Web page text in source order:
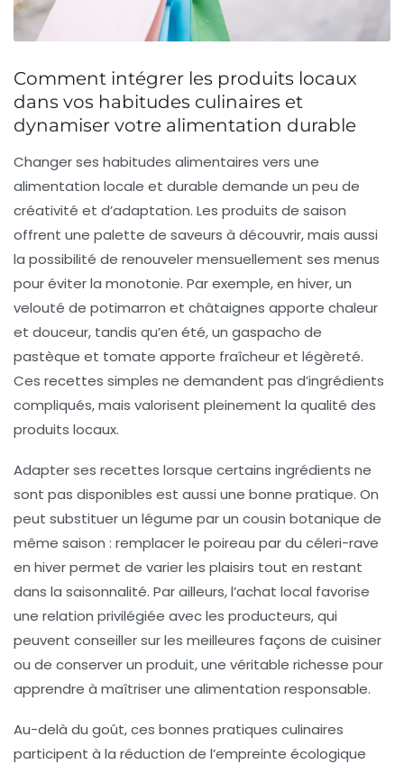
Comment intégrer les produits locaux
dans vos habitudes culinaires et
dynamiser votre alimentation durable
Changer ses habitudes alimentaires vers une
alimentation locale et durable demande un peu de
créativité et d’adaptation. Les produits de saison
offrent une palette de saveurs à découvrir, mais aussi
la possibilité de renouveler mensuellement ses menus
pour éviter la monotonie. Par exemple, en hiver, un
velouté de potimarron et châtaignes apporte chaleur
et douceur, tandis qu’en été, un gaspacho de
pastèque et tomate apporte fraîcheur et légèreté.
Ces recettes simples ne demandent pas d’ingrédients
compliqués, mais valorisent pleinement la qualité des
produits locaux.
Adapter ses recettes lorsque certains ingrédients ne
sont pas disponibles est aussi une bonne pratique. On
peut substituer un légume par un cousin botanique de
même saison : remplacer le poireau par du céleri-rave
en hiver permet de varier les plaisirs tout en restant
dans la saisonnalité. Par ailleurs, l’achat local favorise
une relation privilégiée avec les producteurs, qui
peuvent conseiller sur les meilleures façons de cuisiner
ou de conserver un produit, une véritable richesse pour
apprendre à maîtriser une alimentation responsable.
Au-delà du goût, ces bonnes pratiques culinaires
participent à la réduction de l’empreinte écologique